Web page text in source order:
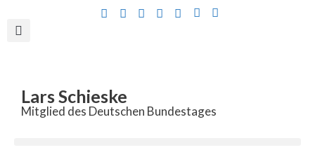
Lars Schieske
Mitglied des Deutschen Bundestages